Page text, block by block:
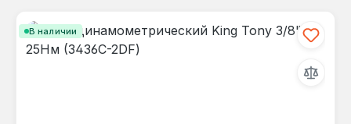
В наличии